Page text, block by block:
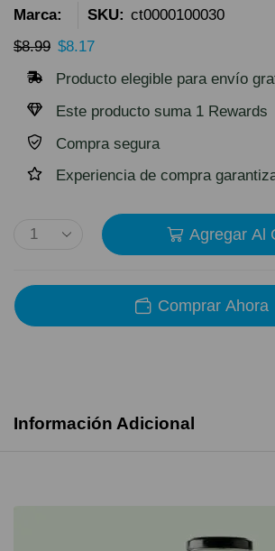
Marca: SKU: ct0000100030
$8.99 $8.17
Producto elegible para envío
Este producto suma 1 Rewards
Compra segura
Experiencia de compra
Agregar Al
Comprar Ahora
Información Adicional